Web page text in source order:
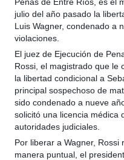
julio del año pasado la
Luis Wagner, condenado a
violaciones.
El juez de Ejecución de
Rossi, el magistrado que le
la libertad condicional a
principal sospechoso de
sido condenado a nueve
solicitó una licencia médica
autoridades judiciales.
Por liberar a Wagner,
manera puntual, el